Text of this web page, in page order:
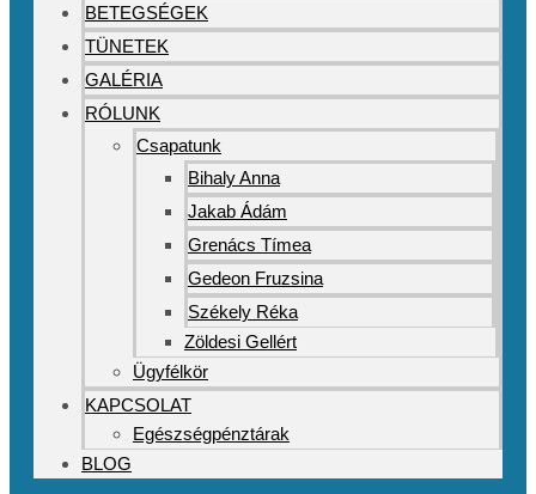
BETEGSÉGEK
TÜNETEK
GALÉRIA
RÓLUNK
Csapatunk
Bihaly Anna
Jakab Ádám
Grenács Tímea
Gedeon Fruzsina
Székely Réka
Zöldesi Gellért
Ügyfélkör
KAPCSOLAT
Egészségpénztárak
BLOG